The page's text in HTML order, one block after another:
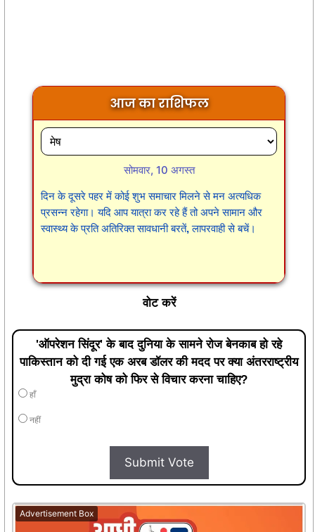
आज का राशिफल
सोमवार, 10 अगस्त
दिन के दूसरे पहर में कोई शुभ समाचार मिलने से मन अत्यधिक
प्रसन्न रहेगा। यदि आप यात्रा कर रहे हैं तो अपने सामान और
स्वास्थ्य के प्रति अतिरिक्त सावधानी बरतें, लापरवाही से बचें।
वोट करें
'ऑपरेशन सिंदूर' के बाद दुनिया के सामने रोज बेनकाब हो रहे
पाकिस्तान को दी गई एक अरब डॉलर की मदद पर क्या अंतरराष्ट्रीय
मुद्रा कोष को फिर से विचार करना चाहिए?
हाँ
नहीं
Submit Vote
Advertisement Box